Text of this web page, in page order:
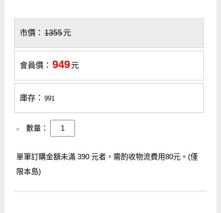
市價： 1355元
會員價： 949元
庫存： 991
數量：
單筆訂購金額未滿 390 元者，需酌收物流費用80元。(僅
限本島)